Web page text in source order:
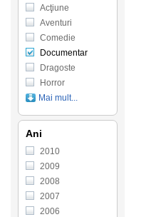
Acţiune
Aventuri
Comedie
Documentar
Dragoste
Horror
Mai mult...
Ani
2010
2009
2008
2007
2006